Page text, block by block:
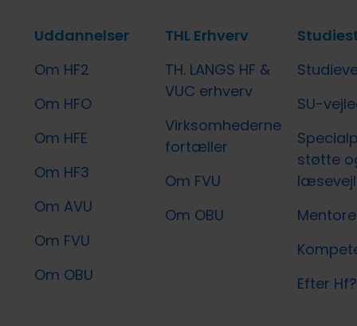
Uddannelser
Om HF2
Om HFO
Om HFE
Om HF3
Om AVU
Om FVU
Om OBU
THL Erhverv
TH. LANGS HF &
VUC erhverv
Virksomhederne
fortæller
Om FVU
Om OBU
SU-
støtte
Efter Hf?